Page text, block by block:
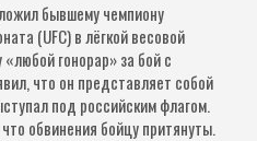
бывшему чемпиону
(UFC) в лёгкой весовой
гонорар» за бой с
что он представляет собой
под российским флагом.
обвинения бойцу притянуты.